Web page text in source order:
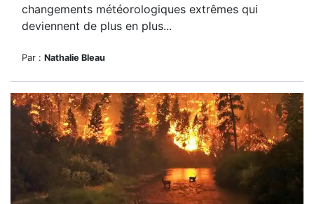
changements météorologiques extrêmes qui
deviennent de plus en plus...
Par : Nathalie Bleau